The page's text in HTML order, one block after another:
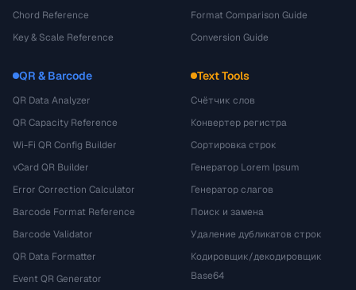
Chord Reference
Key & Scale Reference
Format Comparison Guide
Conversion Guide
QR & Barcode
QR Data Analyzer
QR Capacity Reference
Wi-Fi QR Config Builder
vCard QR Builder
Error Correction Calculator
Barcode Format Reference
Barcode Validator
QR Data Formatter
Event QR Generator
Text Tools
Счётчик слов
Конвертер регистра
Сортировка строк
Генератор Lorem Ipsum
Генератор слагов
Поиск и замена
Удаление дубликатов строк
Кодировщик/декодировщик
Base64